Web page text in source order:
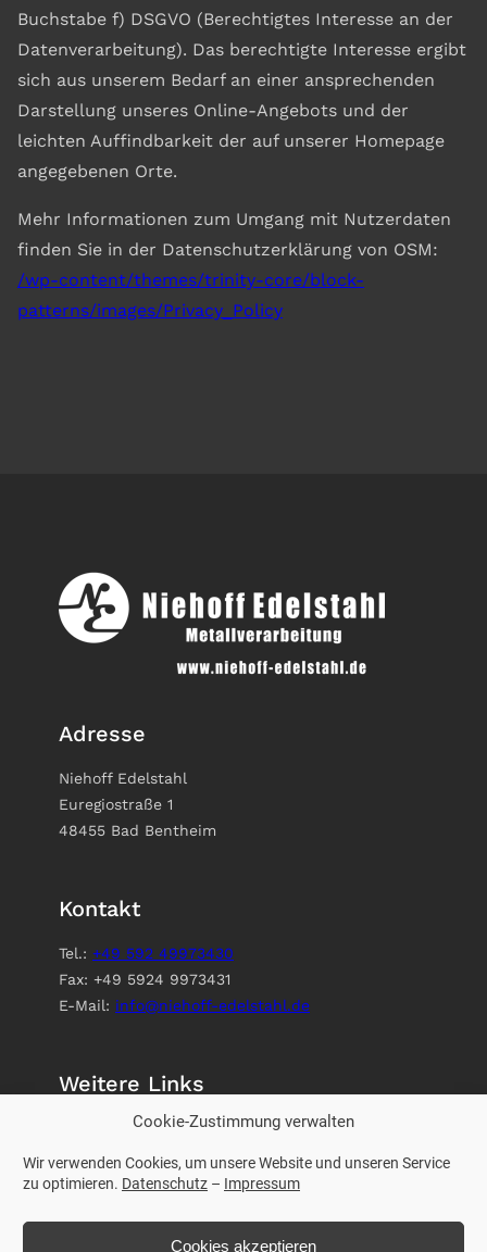
Cookie-Zustimmung verwalten
Wir verwenden Cookies, um unsere Website und unseren Service
zu optimieren. Datenschutz – Impressum
Cookies akzeptieren
Buchstabe f) DSGVO (Berechtigtes Interesse an der
Datenverarbeitung). Das berechtigte Interesse ergibt
sich aus unserem Bedarf an einer ansprechenden
Darstellung unseres Online-Angebots und der
leichten Auffindbarkeit der auf unserer Homepage
angegebenen Orte.
Mehr Informationen zum Umgang mit Nutzerdaten
finden Sie in der Datenschutzerklärung von OSM:
/wp-content/themes/trinity-core/block-
patterns/images/Privacy_Policy
Adresse
Niehoff Edelstahl
Euregiostraße 1
48455 Bad Bentheim
Kontakt
Tel.: +49 592 49973430
Fax: +49 5924 9973431
E-Mail: info@niehoff-edelstahl.de
Weitere Links
Impressum
Datenschutz